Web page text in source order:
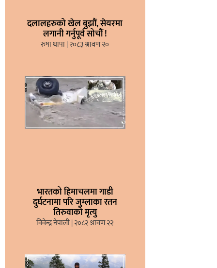
दलालहरुको खेल बुझौं, सेयरमा
लगानी गर्नुपूर्व सोचौं !
रुषा थापा २०८३ श्रावण २०
भारतको हिमाचलमा गाडी
दुर्घटनामा परि जुम्लाका रतन
तिरुवाको मृत्यु
विवेन्द्र नेपाली २०८२ श्रावण २२